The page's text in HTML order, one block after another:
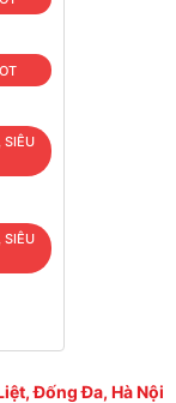
SIÊU
SIÊU
Đống Đa, Hà Nội